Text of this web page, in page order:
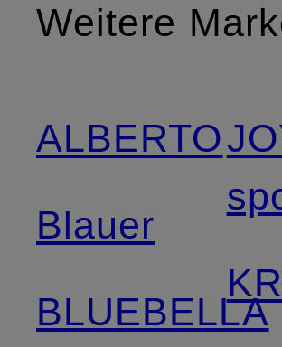
Weitere
ALBERTO
Blauer
BLUEBELLA